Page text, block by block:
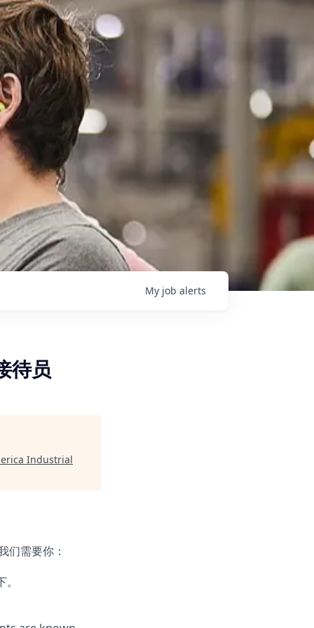
My job alerts
待员
Industrial
们需要你：